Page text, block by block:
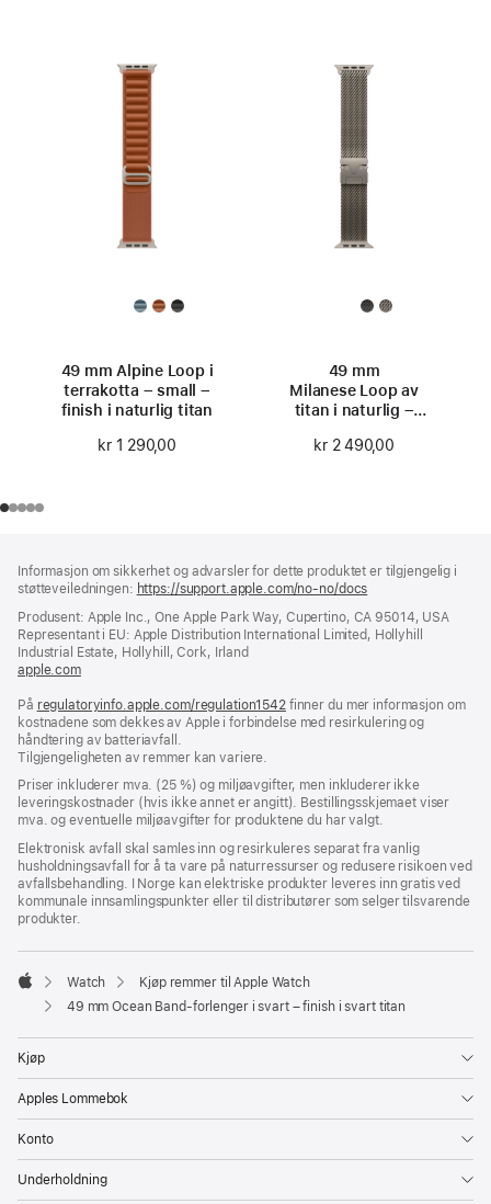
49 mm Alpine Loop i
terrakotta – small –
finish i naturlig titan
kr 1 290,00
49 mm
Milanese Loop av
titan i naturlig –
kr 2 490,00
Informasjon om sikkerhet og advarsler for dette produktet er tilgjengelig i
støtteveiledningen: https://support.apple.com/no-no/docs
nytt
vindu)
Produsent: Apple Inc., One Apple Park Way, Cupertino, CA 95014, USA
Representant i EU: Apple Distribution International Limited, Hollyhill
Industrial Estate, Hollyhill, Cork, Irland
apple.com(åpnes
nytt
vindu)
På regulatoryinfo.apple.com/regulation1542(åpnes
i
finner du mer informasjon om
kostnadene som dekkes av Apple i forbindelse med resirkulering og
håndtering av batteriavfall.
Tilgjengeligheten av remmer kan variere.
Priser inkluderer mva. (25 %) og miljøavgifter, men inkluderer ikke
leveringskostnader (hvis ikke annet er angitt). Bestillingsskjemaet viser
mva. og eventuelle miljøavgifter for produktene du har valgt.
Elektronisk avfall skal samles inn og resirkuleres separat fra vanlig
husholdningsavfall for å ta vare på naturressurser og redusere risikoen ved
avfallsbehandling. I Norge kan elektriske produkter leveres inn gratis ved
kommunale innsamlingspunkter eller til distributører som selger tilsvarende
produkter.
Apple
Watch
Kjøp remmer til Apple Watch
49 mm Ocean Band-forlenger i svart – finish i svart titan
Kjøp
Apples Lommebok
Konto
Underholdning